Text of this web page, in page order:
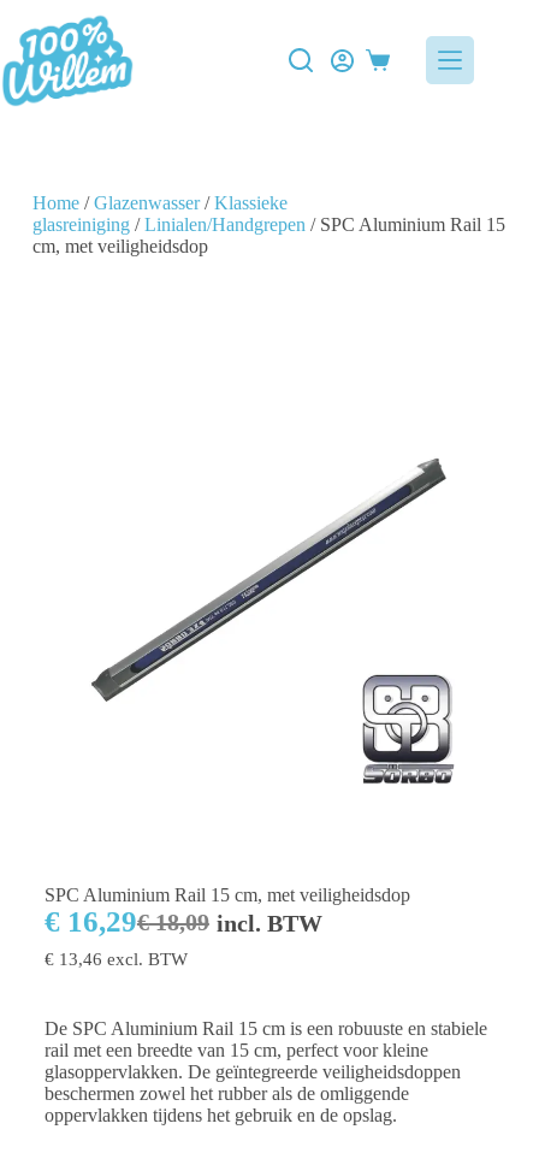
Home/Glazenwasser/Klassieke
glasreiniging/Linialen/Handgrepen / SPC Aluminium Rail 15
cm, met veiligheidsdop
SPC Aluminium Rail 15 cm, met veiligheidsdop
€18,09
€16,29 incl. BTW
€13,46 excl. BTW
De SPC Aluminium Rail 15 cm is een robuuste en stabiele
rail met een breedte van 15 cm, perfect voor kleine
glasoppervlakken. De geïntegreerde veiligheidsdoppen
beschermen zowel het rubber als de omliggende
oppervlakken tijdens het gebruik en de opslag.